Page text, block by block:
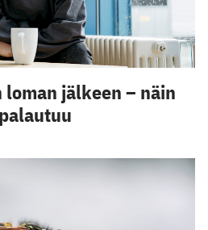
jälkeen – näin